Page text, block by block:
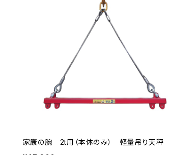
家康の腕 2t用（本体のみ） 軽量吊り天秤